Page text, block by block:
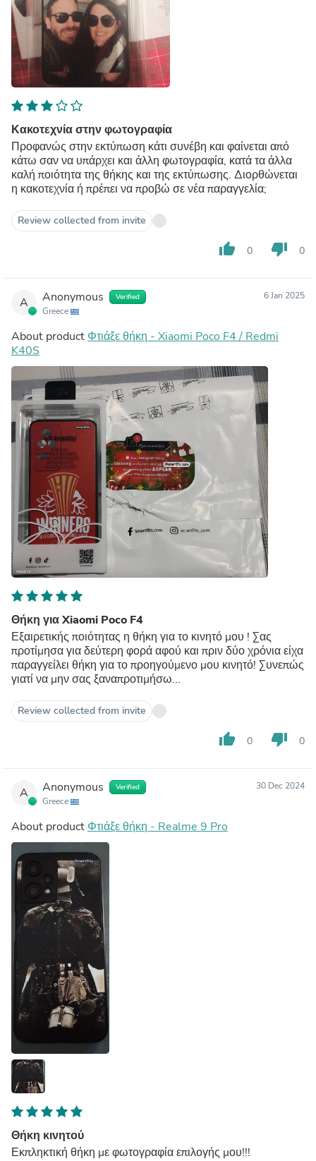
Κακοτεχνία στην φωτογραφία
Προφανώς στην εκτύπωση κάτι συνέβη και φαίνεται από
κάτω σαν να υπάρχει και άλλη φωτογραφία, κατά τα άλλα
καλή ποιότητα της θήκης και της εκτύπωσης. Διορθώνεται
η κακοτεχνία ή πρέπει να προβώ σε νέα παραγγελία;
Review collected from invite
thumb_up 0 thumb_down 0
A Anonymous Verified
Greece
6 Jan 2025
About product Φτιάξε θήκη - Xiaomi Poco F4 / Redmi
K40S
Θήκη για Xiaomi Poco F4
Εξαιρετικής ποιότητας η θήκη για το κινητό μου ! Σας
προτίμησα για δεύτερη φορά αφού και πριν δύο χρόνια είχα
παραγγείλει θήκη για το προηγούμενο μου κινητό! Συνεπώς
γιατί να μην σας ξαναπροτιμήσω...
Review collected from invite
thumb_up 0 thumb_down 0
A Anonymous Verified
Greece
30 Dec 2024
About product Φτιάξε θήκη - Realme 9 Pro
Θήκη κινητού
Εκπληκτική θήκη με φωτογραφία επιλογής μου!!!